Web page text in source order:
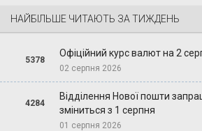
НАЙБІЛЬШЕ ЧИТАЮТЬ ЗА ТИЖДЕНЬ
5378
Офіційний курс валют на 2
02 серпня 2026
4284
Відділення Нової пошти
зміниться з 1 серпня
01 серпня 2026